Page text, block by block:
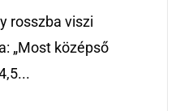
rosszba viszi
„Most középső